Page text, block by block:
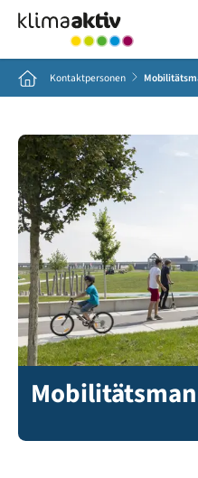
Home Kontaktpersonen